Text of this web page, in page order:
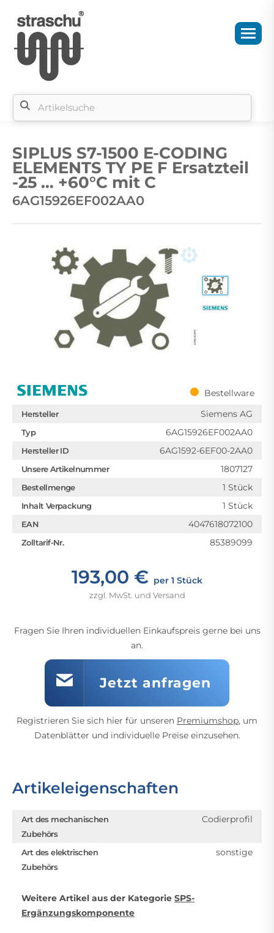
SIPLUS S7-1500 E-CODING
ELEMENTS TY PE F Ersatzteil
-25 … +60°C mit C
6AG15926EF002AA0
Bestellware
Hersteller Siemens AG
Typ 6AG15926EF002AA0
Hersteller ID 6AG1592-6EF00-2AA0
Unsere Artikelnummer 1807127
Bestellmenge 1 Stück
Inhalt Verpackung 1 Stück
EAN 4047618072100
Zolltarif-Nr. 85389099
193,00 € per 1 Stück
zzgl. MwSt. und Versand
Fragen Sie Ihren individuellen Einkaufspreis gerne bei uns
an.
Jetzt anfragen
Registrieren Sie sich hier für unseren Premiumshop, um
Datenblätter und individuelle Preise einzusehen.
Artikeleigenschaften
Art des mechanischen
Zubehörs
Codierprofil
Art des elektrischen
Zubehörs
sonstige
Weitere Artikel aus der Kategorie SPS-
Ergänzungskomponente